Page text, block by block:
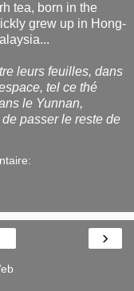
tea, born in the
grew up in Hong-
leurs feuilles, dans
tel ce thé
le Yunnan,
passer le reste de
›